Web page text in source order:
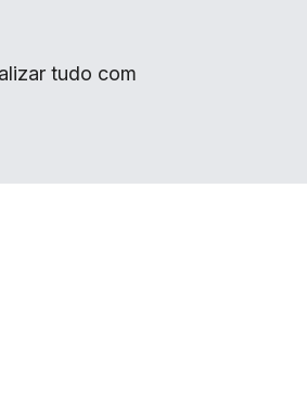
tudo com